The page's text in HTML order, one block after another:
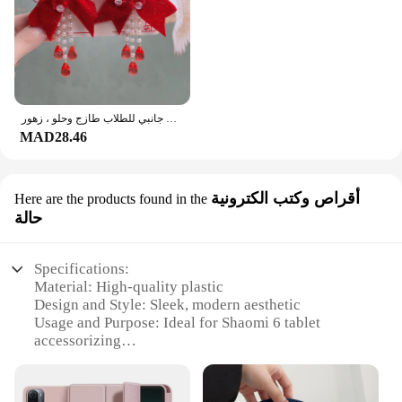
مجموعة مشبك شعر كرتوني لطيف لطفلة صغيرة ، إكسسوارات شعر للأطفال ، مشبك جانبي للطلاب طازج وحلو ، زهور
MAD28.46
Here are the products found in the أقراص وكتب الكترونية
حالة
Specifications:
Material: High-quality plastic
Design and Style: Sleek, modern aesthetic
Usage and Purpose: Ideal for Shaomi 6 tablet
accessorizing
Quantity: Set of 6 accessories